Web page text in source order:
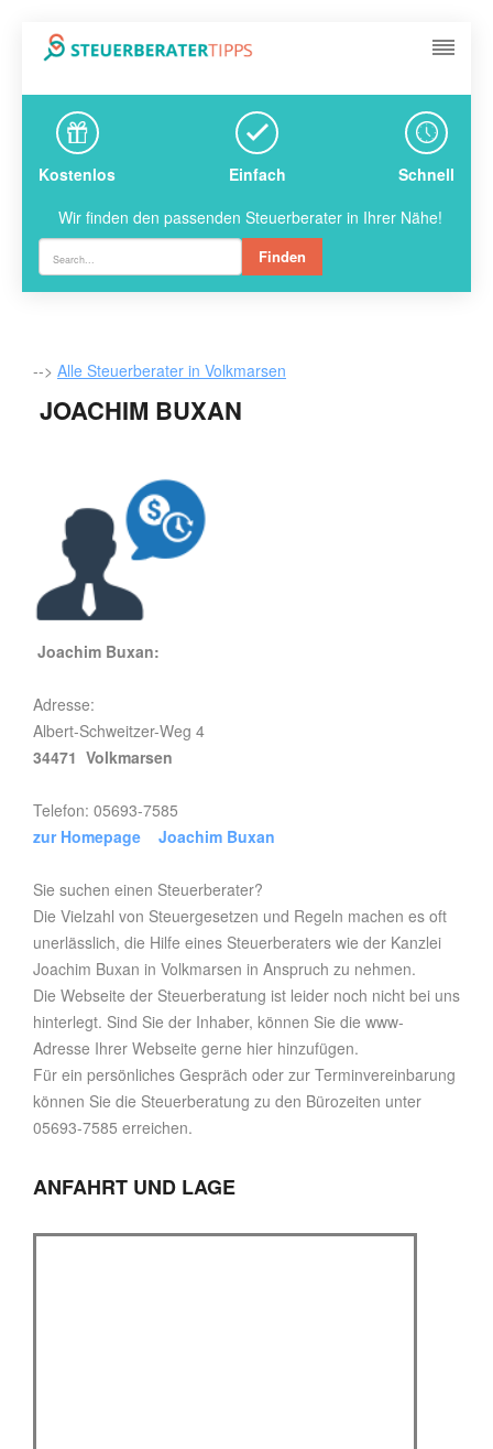
Kostenlos Einfach
Schnell
Wir finden den passenden Steuerberater in Ihrer Nähe!
Finden
--> Alle Steuerberater in Volkmarsen
JOACHIM BUXAN
Joachim Buxan:
Adresse:
Albert-Schweitzer-Weg 4
34471 Volkmarsen
Telefon: 05693-7585
zur Homepage Joachim Buxan
Sie suchen einen Steuerberater?
Die Vielzahl von Steuergesetzen und Regeln machen es oft
unerlässlich, die Hilfe eines Steuerberaters wie der Kanzlei
Joachim Buxan in Volkmarsen in Anspruch zu nehmen.
Die Webseite der Steuerberatung ist leider noch nicht bei uns
hinterlegt. Sind Sie der Inhaber, können Sie die www-
Adresse Ihrer Webseite gerne hier hinzufügen.
Für ein persönliches Gespräch oder zur Terminvereinbarung
können Sie die Steuerberatung zu den Bürozeiten unter
05693-7585 erreichen.
ANFAHRT UND LAGE